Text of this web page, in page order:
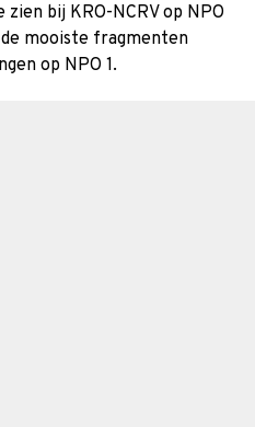
bij KRO-NCRV op NPO
mooiste fragmenten
op NPO 1.